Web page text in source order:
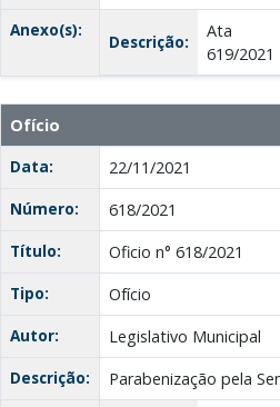
Anexo(s):
Descrição:
Ata
619/2021
Ofício
Data:
22/11/2021
Número:
618/2021
Título:
Oficio n° 618/2021
Tipo:
Ofício
Autor:
Legislativo Municipal
Descrição:
Parabenização pela